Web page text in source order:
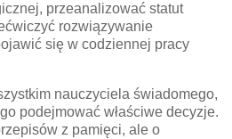
przeanalizować statut
rozwiązywanie
się w codziennej pracy
nauczyciela świadomego,
podejmować właściwe decyzje.
z pamięci, ale o